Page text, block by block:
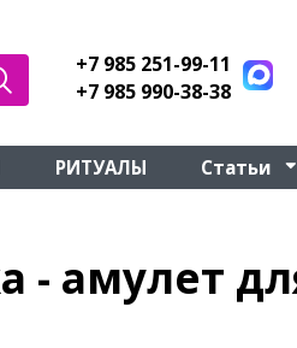
+7 985 251-99-11
+7 985 990-38-38
РИТУАЛЫ Статьи
- амулет